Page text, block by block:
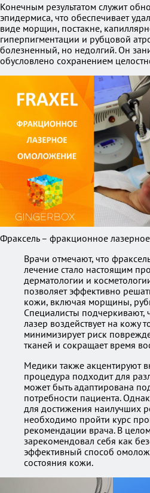
Конечным результатом служит
эпидермиса, что обеспечивает
виде морщин, постакне,
гиперпигментации и рубцовой
болезненный, но недолгий. Он
обусловлено сохранением
Фраксель – фракционное
Врачи отмечают, что
лечение стало настоящим
дерматологии и
позволяет эффективно
кожи, включая морщины,
Специалисты подчеркивают,
лазер воздействует на кожу
минимизирует риск
тканей и сокращает время
Медики также акцентируют
процедура подходит для
может быть адаптирована
потребности пациента.
для достижения наилучших
необходимо пройти курс
рекомендации врача. В
зарекомендовал себя как
эффективный способ
состояния кожи.